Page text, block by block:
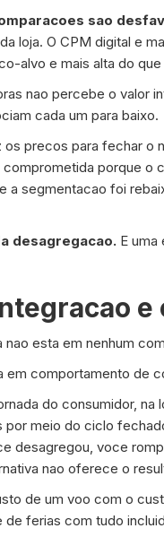
sao
loja. O CPM digital e
alvo e mais alta do
nao percebe o valor
cada um para baixo.
os precos para fechar o
porque o
a segmentacao foi
desagregacao. E
e
nao esta em nenhum
em comportamento de
do consumidor,
por meio do ciclo
desagregou, voce
nao oferece o
de um voo com o
ferias com tudo